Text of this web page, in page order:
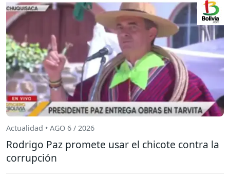
Actualidad • AGO 6 / 2026
Rodrigo Paz promete usar el chicote contra la
corrupción